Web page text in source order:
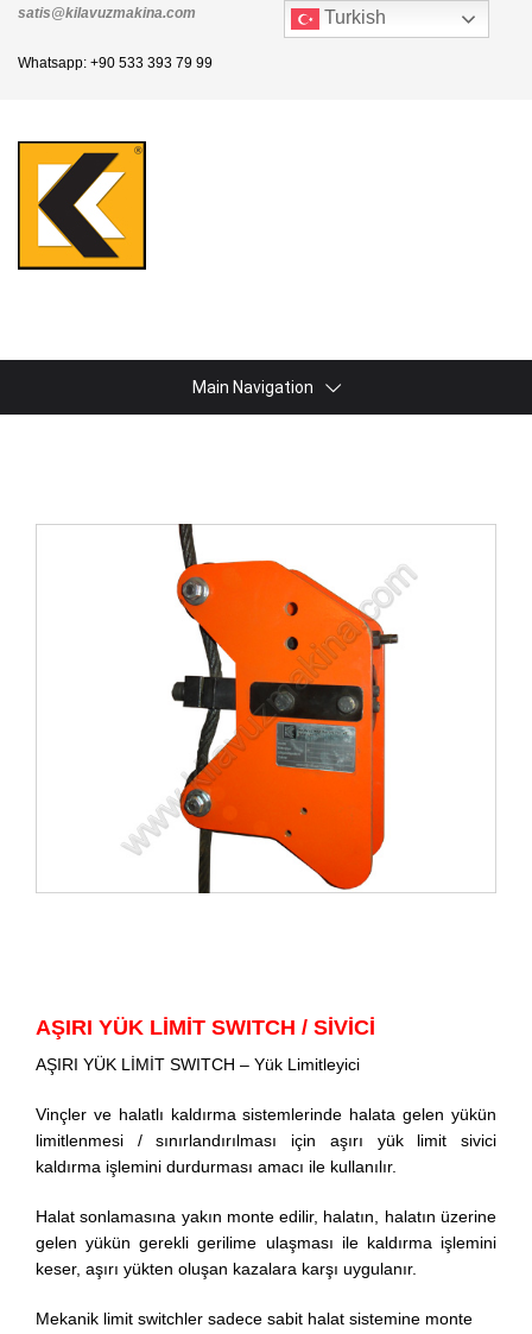
satis@kilavuzmakina.com
Whatsapp: +90 533 393 79 99
Main Navigation
AŞIRI YÜK LİMİT SWITCH / SİVİCİ
AŞIRI YÜK LİMİT SWITCH – Yük Limitleyici
Vinçler ve halatlı kaldırma sistemlerinde halata gelen yükün
limitlenmesi / sınırlandırılması için aşırı yük limit sivici
kaldırma işlemini durdurması amacı ile kullanılır.
Halat sonlamasına yakın monte edilir, halatın, halatın üzerine
gelen yükün gerekli gerilime ulaşması ile kaldırma işlemini
keser, aşırı yükten oluşan kazalara karşı uygulanır.
Mekanik limit switchler sadece sabit halat sistemine monte
Turkish